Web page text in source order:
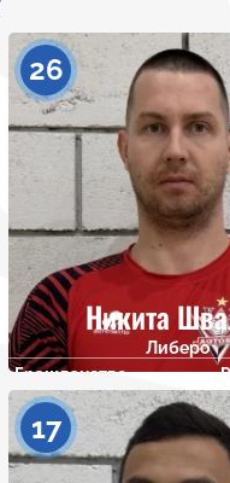
26
Никита
Либеро
Гражданство
17